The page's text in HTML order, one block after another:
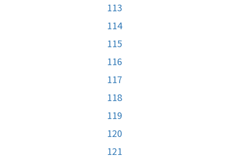
113
114
115
116
117
118
119
120
121